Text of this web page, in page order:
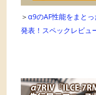
＞α9のAF性能をまと
発表！スペックレビュ